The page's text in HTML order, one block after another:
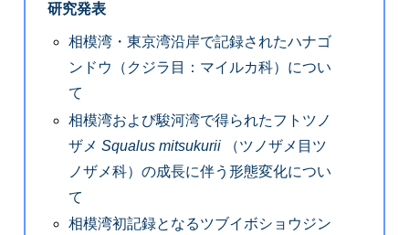
研究発表
相模湾・東京湾沿岸で記録されたハナゴ
ンドウ（クジラ目：マイルカ科）につい
て
相模湾および駿河湾で得られたフトツノ
ザメSqualus mitsukurii （ツノザメ目ツ
ノザメ科）の成長に伴う形態変化につい
て
相模湾初記録となるツブイボショウジン